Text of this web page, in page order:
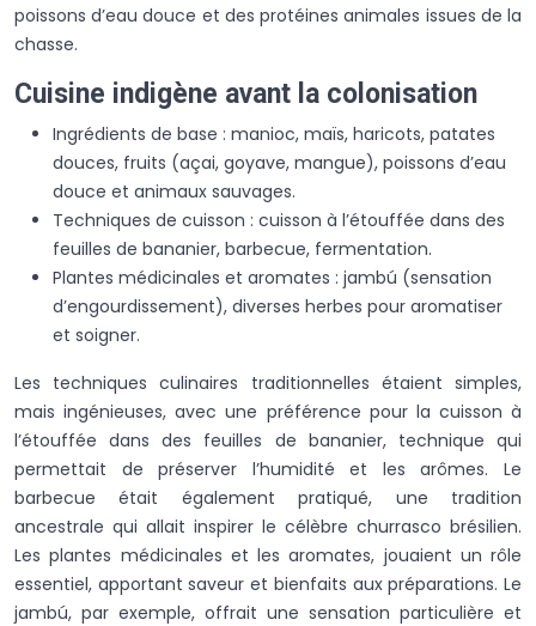
poissons d’eau douce et des protéines animales issues de la
chasse.
Cuisine indigène avant la colonisation
Ingrédients de base : manioc, maïs, haricots, patates
douces, fruits (açai, goyave, mangue), poissons d’eau
douce et animaux sauvages.
Techniques de cuisson : cuisson à l’étouffée dans des
feuilles de bananier, barbecue, fermentation.
Plantes médicinales et aromates : jambú (sensation
d’engourdissement), diverses herbes pour aromatiser
et soigner.
Les techniques culinaires traditionnelles étaient simples,
mais ingénieuses, avec une préférence pour la cuisson à
l’étouffée dans des feuilles de bananier, technique qui
permettait de préserver l’humidité et les arômes. Le
barbecue était également pratiqué, une tradition
ancestrale qui allait inspirer le célèbre churrasco brésilien.
Les plantes médicinales et les aromates, jouaient un rôle
essentiel, apportant saveur et bienfaits aux préparations. Le
jambú, par exemple, offrait une sensation particulière et